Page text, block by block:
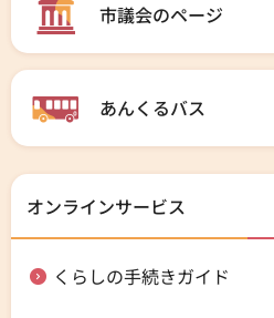
市議会のページ
あんくるバス
オンラインサービス
くらしの手続きガイド